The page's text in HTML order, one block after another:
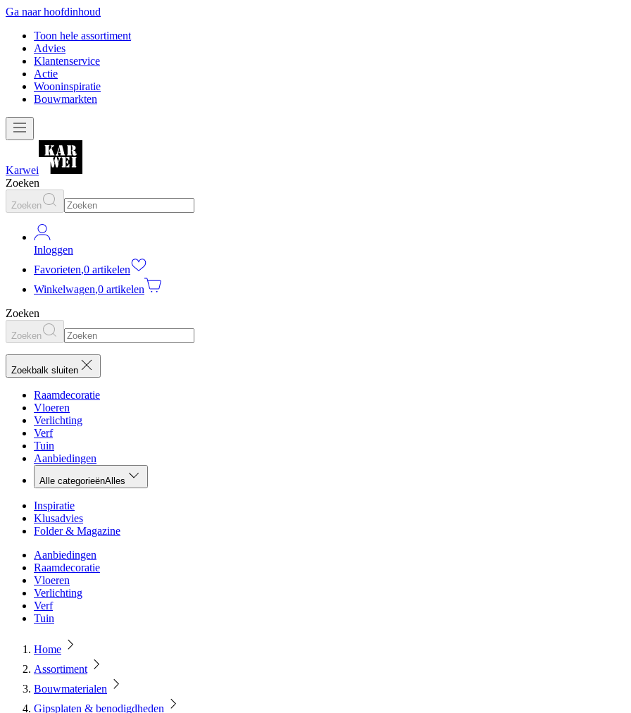
Ga naar hoofdinhoud
Toon hele assortiment
Advies
Klantenservice
Actie
Wooninspiratie
Bouwmarkten
Karwei
Zoeken
Zoeken
Inloggen
Favorieten,0 artikelen
Winkelwagen,0 artikelen
Zoeken
Zoeken
Zoekbalk sluiten
Raamdecoratie
Vloeren
Verlichting
Verf
Tuin
Aanbiedingen
Alle categorieënAlles
Inspiratie
Klusadvies
Folder & Magazine
Aanbiedingen
Raamdecoratie
Vloeren
Verlichting
Verf
Tuin
Home
Assortiment
Bouwmaterialen
Gipsplaten & benodigdheden